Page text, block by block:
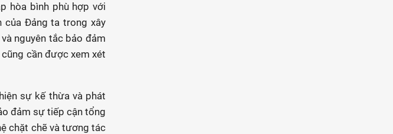
hòa bình phù hợp với
của Đảng ta trong xây
nguyên tắc bảo đảm
cần được xem xét
sự kế thừa và phát
đảm sự tiếp cận tổng
chặt chẽ và tương tác